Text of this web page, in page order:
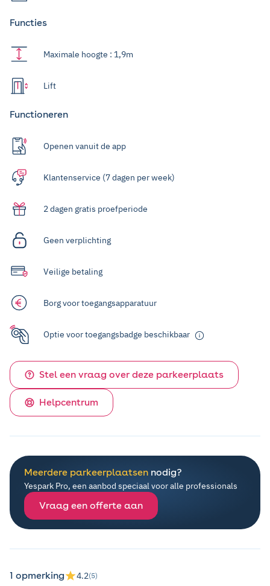
Functies
Maximale hoogte : 1,9m
Lift
Functioneren
Openen vanuit de app
Klantenservice (7 dagen per week)
2 dagen gratis proefperiode
Geen verplichting
Veilige betaling
Borg voor toegangsapparatuur
Optie voor toegangsbadge beschikbaar
Stel een vraag over deze parkeerplaats
Helpcentrum
Meerdere parkeerplaatsen nodig?
Yespark Pro, een aanbod speciaal voor alle professionals
Vraag een offerte aan
1 opmerking 4.2(5)